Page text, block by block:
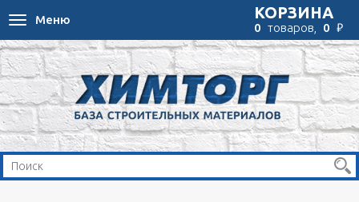
Toggle
navigation
Меню КОРЗИНА
0 товаров, 0 ₽